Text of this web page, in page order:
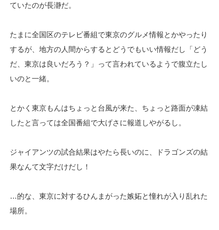
ていたのが長瀞だ。
たまに全国区のテレビ番組で東京のグルメ情報とかやったり
するが、地方の人間からするとどうでもいい情報だし「どう
だ、東京は良いだろう？」って言われているようで腹立たし
いのと一緒。
とかく東京もんはちょっと台風が来た、ちょっと路面が凍結
したと言っては全国番組で大げさに報道しやがるし。
ジャイアンツの試合結果はやたら長いのに、ドラゴンズの結
果なんて文字だけだし！
…的な、東京に対するひんまがった嫉妬と憧れが入り乱れた
場所。